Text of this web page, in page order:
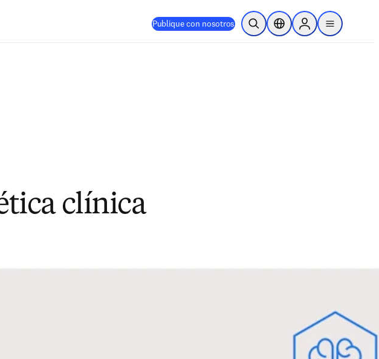
Publique con nosotros Abrir búsquedaSelector de ubicación
Sign in to products
menu
clínica